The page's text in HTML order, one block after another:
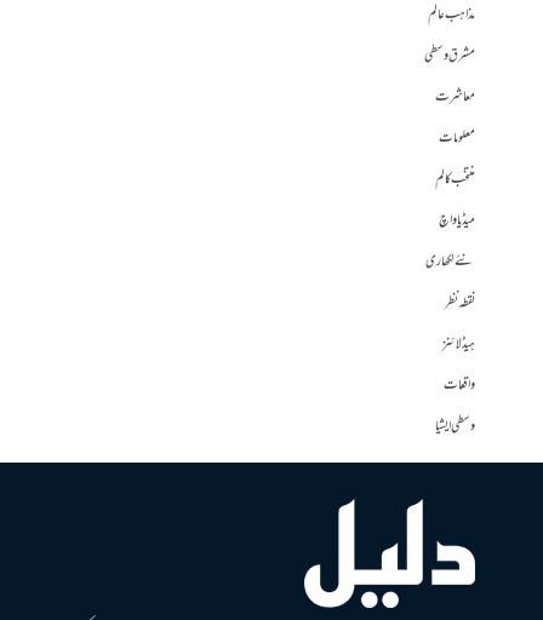
مذاہب عالم
مشرق وسطی
معاشرت
معلومات
منتخب کالم
میڈیا واچ
نئے لکھاری
نقطہ نظر
ہیڈلائنز
واقعات
وسطی ایشیا